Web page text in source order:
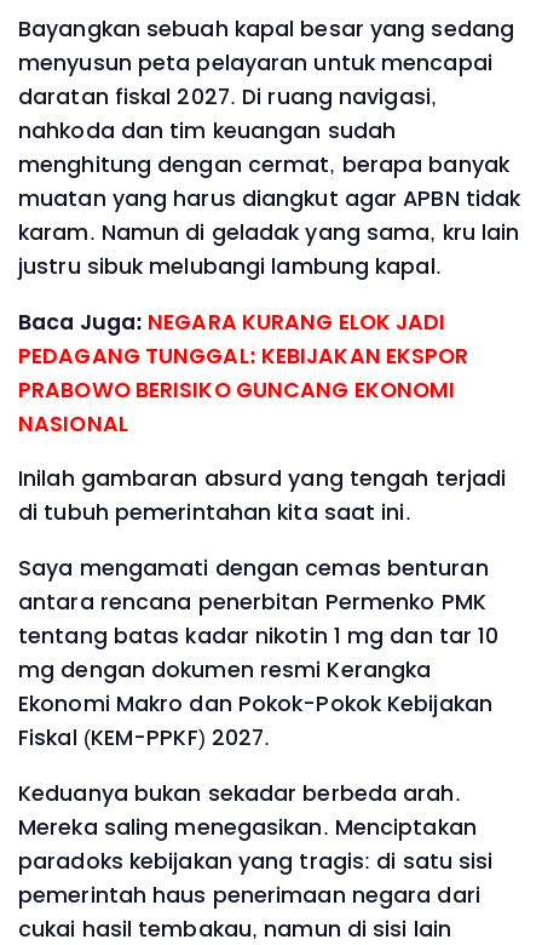
Bayangkan sebuah kapal besar yang sedang
menyusun peta pelayaran untuk mencapai
daratan fiskal 2027. Di ruang navigasi,
nahkoda dan tim keuangan sudah
menghitung dengan cermat, berapa banyak
muatan yang harus diangkut agar APBN tidak
karam. Namun di geladak yang sama, kru lain
justru sibuk melubangi lambung kapal.
Baca Juga: NEGARA KURANG ELOK JADI
PEDAGANG TUNGGAL: KEBIJAKAN EKSPOR
PRABOWO BERISIKO GUNCANG EKONOMI
NASIONAL
Inilah gambaran absurd yang tengah terjadi
di tubuh pemerintahan kita saat ini.
Saya mengamati dengan cemas benturan
antara rencana penerbitan Permenko PMK
tentang batas kadar nikotin 1 mg dan tar 10
mg dengan dokumen resmi Kerangka
Ekonomi Makro dan Pokok-Pokok Kebijakan
Fiskal (KEM-PPKF) 2027.
Keduanya bukan sekadar berbeda arah.
Mereka saling menegasikan. Menciptakan
paradoks kebijakan yang tragis: di satu sisi
pemerintah haus penerimaan negara dari
cukai hasil tembakau, namun di sisi lain